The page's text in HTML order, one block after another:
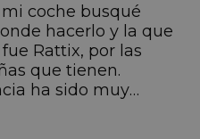
coche busqué
hacerlo y la que
Rattix, por las
que tienen.
ha sido muy
siempre muy atenta
mi hermana se